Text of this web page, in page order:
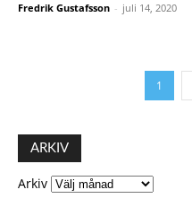
Fredrik Gustafsson - juli 14, 2020
1
ARKIV
Arkiv